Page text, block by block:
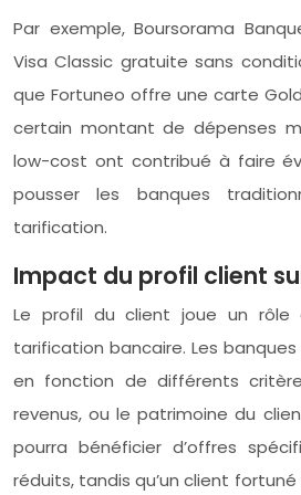
Par exemple, Boursorama
Visa Classic gratuite sans
que Fortuneo offre une carte
certain montant de dépenses
low-cost ont contribué à faire
pousser les banques
tarification.
Impact du profil client
Le profil du client joue un rôle
tarification bancaire. Les
en fonction de différents
revenus, ou le patrimoine du
pourra bénéficier d’offres
réduits, tandis qu’un client